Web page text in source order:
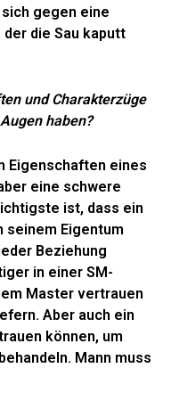
gegen eine
die Sau kaputt
und Charakterzüge
haben?
Eigenschaften eines
eine schwere
ist, dass ein
seinem Eigentum
Beziehung
in einer SM-
Master vertrauen
Aber auch ein
können, um
Mann muss